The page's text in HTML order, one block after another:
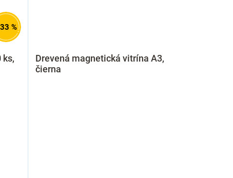
%
ks,
Drevená magnetická vitrína A3,
čierna